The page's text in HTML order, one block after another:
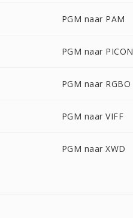
PGM naar PAM
PGM naar PICON
PGM naar RGBO
PGM naar VIFF
PGM naar XWD